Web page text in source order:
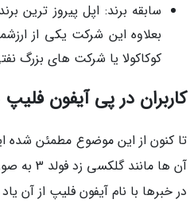
سابقه برند: اپل پیروز ترین
بعلاوه این شرکت یکی از
کوکاکولا یا شرکت های بزرگ
کاربران در پی آیفون
تا کنون از این موضوع مطمئن شده
آن ها
در خبرها با نام آیفون فلیپ از آن